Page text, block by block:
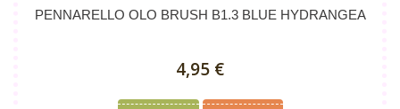
PENNARELLO OLO BRUSH B1.3 BLUE HYDRANGEA
4,95 €